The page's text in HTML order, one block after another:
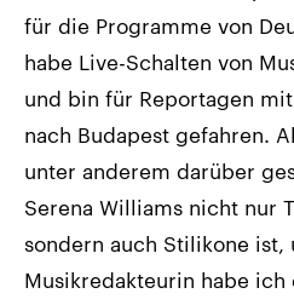
für die Programme von
habe Live-Schalten von
und bin für Reportagen
nach Budapest gefahren.
unter anderem darüber
Serena Williams nicht nur
sondern auch Stilikone ist,
Musikredakteurin habe ich